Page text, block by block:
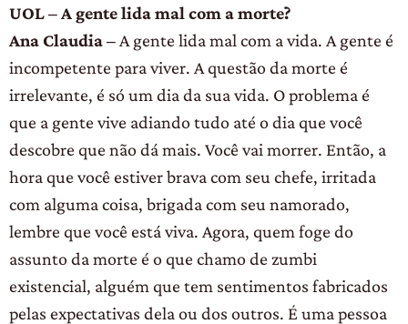
UOL – A gente lida mal com a morte?
Ana Claudia – A gente lida mal com a vida. A gente é
incompetente para viver. A questão da morte é
irrelevante, é só um dia da sua vida. O problema é
que a gente vive adiando tudo até o dia que você
descobre que não dá mais. Você vai morrer. Então, a
hora que você estiver brava com seu chefe, irritada
com alguma coisa, brigada com seu namorado,
lembre que você está viva. Agora, quem foge do
assunto da morte é o que chamo de zumbi
existencial, alguém que tem sentimentos fabricados
pelas expectativas dela ou dos outros. É uma pessoa